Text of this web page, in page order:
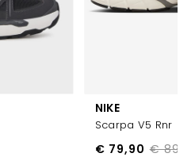
NIKE
Scarpa V5 Rnr
€
€ 79,90